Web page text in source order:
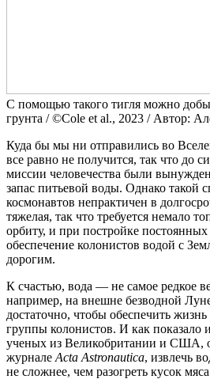
С помощью такого тигля можно
грунта / ©Cole et al., 2023 / Автор:
Куда бы мы ни отправились во
все равно не получится, так что до
миссии человечества были
запас питьевой воды. Однако такой
космонавтов непрактичен в
тяжелая, так что требуется немало
орбиту, и при постройке
обеспечение колонистов водой с
дорогим.
К счастью, вода — не самое редкое
например, на внешне безводной
достаточно, чтобы обеспечить
группы колонистов. И как показало
ученых из Великобритании и США,
журнале Acta Astronautica, извлечь
не сложнее, чем разогреть кусок